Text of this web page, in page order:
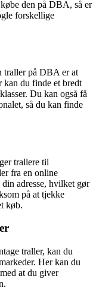
den på DBA, så er
forskellige
traller på DBA er at
kan du finde et bredt
Du kan også få
så du kan finde
trallere til
fra en online
adresse, hvilket gør
på at tjekke
køb.
traller, kan du
Her kan du
at du giver